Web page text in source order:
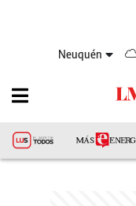
Neuquén